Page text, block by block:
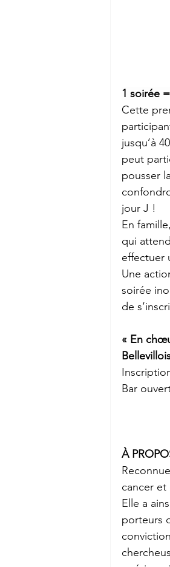
1 soirée
Cette
jusqu’à
peut
pousser
jour J !
En
qui
effectuer
Une
soirée
de
« En
Bar
À
cancer et
Elle a
porteurs